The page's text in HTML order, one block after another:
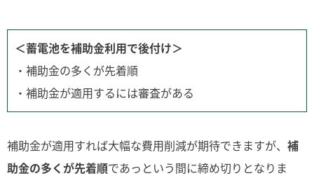
＜蓄電池を補助金利用で後付け＞
・補助金の多くが先着順
・補助金が適用するには審査がある
補助金が適用すれば大幅な費用削減が期待できますが、 補
助金の多くが先着順であっという間に締め切りとなりま